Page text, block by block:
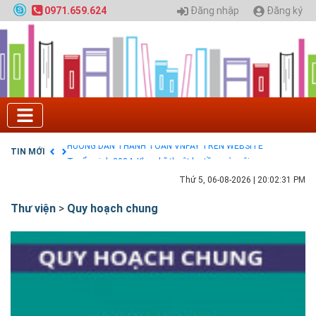
0971.659.624 Đăng nhập Đăng ký
TIN MỚI
Nội
GIAO LƯU TRỰC TUYẾN - TƯ VẤN TUYỂN SINH ĐẠI
SỐ 02
Nạp EP vào tài khoản bằng thẻ cào điện thoại
Tuyển sinh 2025, Khoa kỹ thuật hạ tầng và môi
trường đô thị - Đại học Kiến trúc Hà Nội
Tuyển sinh 2024, Khoa kỹ thuật hạ tầng và môi
Thứ 5, 06-08-2026
20:02:32 PM
Thư viện > Quy hoạch chung